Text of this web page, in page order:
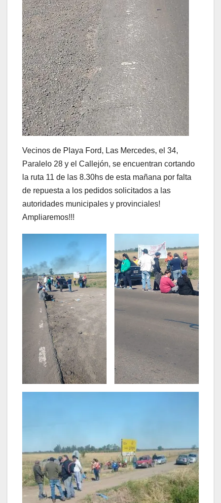
Vecinos de Playa Ford, Las Mercedes, el 34,
Paralelo 28 y el Callejón, se encuentran cortando
la ruta 11 de las 8.30hs de esta mañana por falta
de repuesta a los pedidos solicitados a las
autoridades municipales y provinciales!
Ampliaremos!!!